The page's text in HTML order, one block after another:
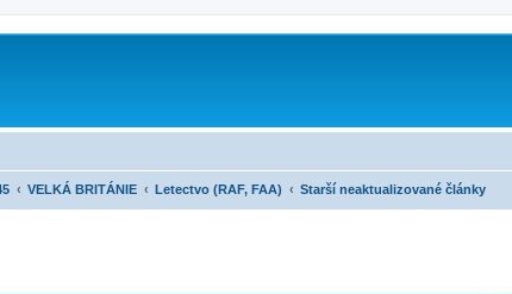
VELKÁ BRITÁNIE Letectvo (RAF, FAA) Starší neaktualizované články